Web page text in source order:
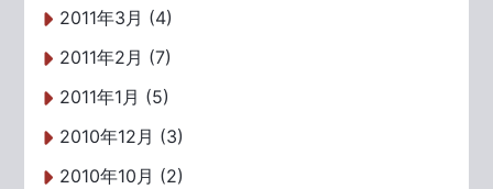
2011年3月 (4)
2011年2月 (7)
2011年1月 (5)
2010年12月 (3)
2010年10月 (2)